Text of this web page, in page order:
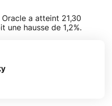
a atteint 21,30
une hausse de 1,2%.